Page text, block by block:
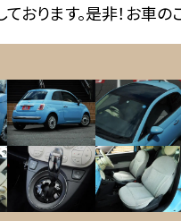
ております。是非！お車